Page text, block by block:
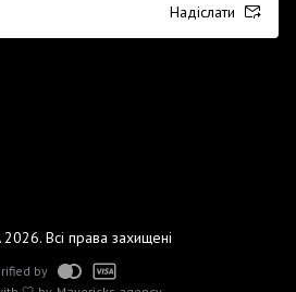
Надіслати
Всі права захищені
by